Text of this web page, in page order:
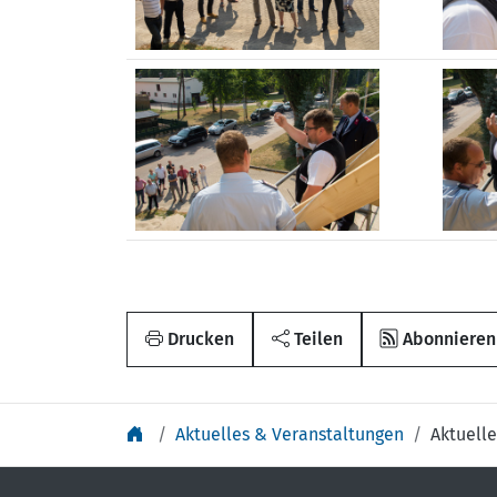
Drucken Teilen Abonnieren
Aktuelles & Veranstaltungen